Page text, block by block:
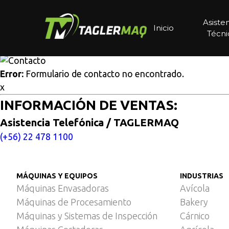
Inicio
Línea de corte en
Error: Formulario de contacto no encontrado.
x
INFORMACIÓN DE VENTAS:
Asistencia Telefónica / TAGLERMAQ
(+56) 22 478 1100
MÁQUINAS Y EQUIPOS
Máquinas Envasadoras
Máquinas de Procesamiento
Máquinas y Sistemas de Inspección
INDUSTRIAS
Avícola
Bakery
Cárnico